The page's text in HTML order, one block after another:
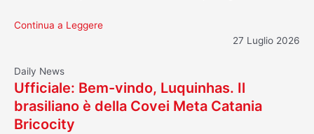
Continua a Leggere
27 Luglio 2026
Daily News
Ufficiale: Bem-vindo, Luquinhas. Il
brasiliano è della Covei Meta Catania
Bricocity